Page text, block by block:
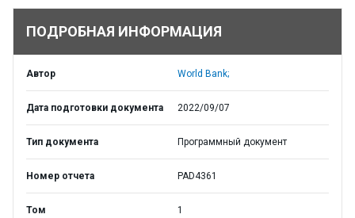
ПОДРОБНАЯ ИНФОРМАЦИЯ
Автор World Bank;
Дата подготовки документа 2022/09/07
Тип документа Программный документ
Номер отчета PAD4361
Том 1